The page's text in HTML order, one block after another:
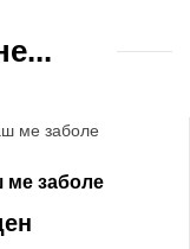
ме заболе